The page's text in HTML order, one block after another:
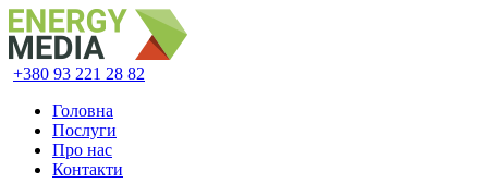
+380 93 221 28 82
Головна
Послуги
Про нас
Контакти